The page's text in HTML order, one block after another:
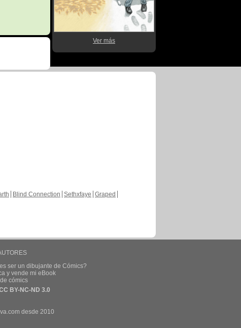
Ver más
Blind Connection Sethxfaye Graped
ser un dibujante de Cómics?
y vende mi eBook
cómics
BY-NC-ND 3.0
desde 2010